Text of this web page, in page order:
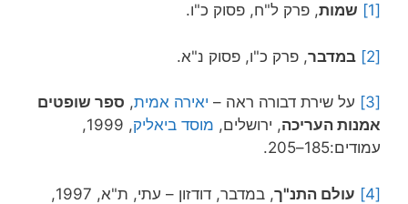
[1] שמות, פרק ל"ח, פסוק כ"ו.
[2] במדבר, פרק כ"ו, פסוק נ"א.
[3] על שירת דבורה ראה – יאירה אמית, ספר שופטים
אמנות העריכה, ירושלים, מוסד ביאליק
, 1999,
עמודים:185–205.
[4] עולם התנ"ך
, במדבר, דודזון – עתי, ת"א, 1997,